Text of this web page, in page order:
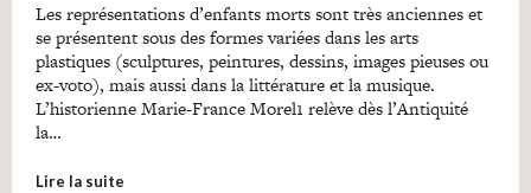
Les représentations d’enfants morts sont très anciennes et
se présentent sous des formes variées dans les arts
plastiques (sculptures, peintures, dessins, images pieuses ou
ex-voto), mais aussi dans la littérature et la musique.
L’historienne Marie-France Morel1 relève dès l’Antiquité
la…
Lire la suite